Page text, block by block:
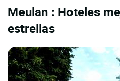
Meulan : Hoteles
estrellas